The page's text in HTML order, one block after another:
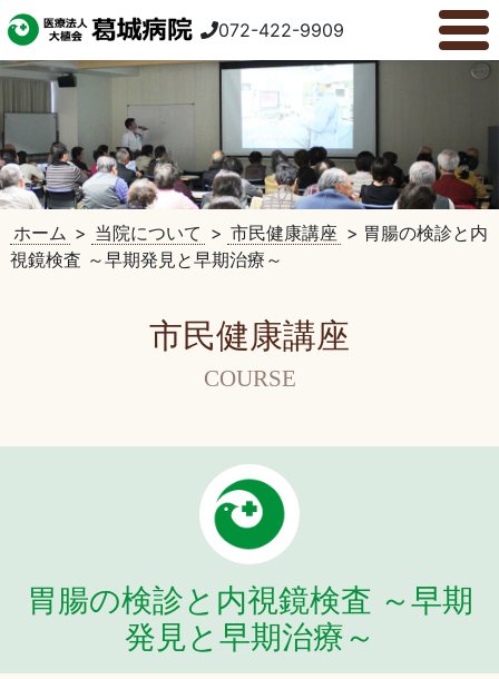
072-422-9909
ホーム > 当院について > 市民健康講座 > 胃腸の検診と内
視鏡検査 ～早期発見と早期治療～
市民健康講座
COURSE
胃腸の検診と内視鏡検査 ～早期
発見と早期治療～